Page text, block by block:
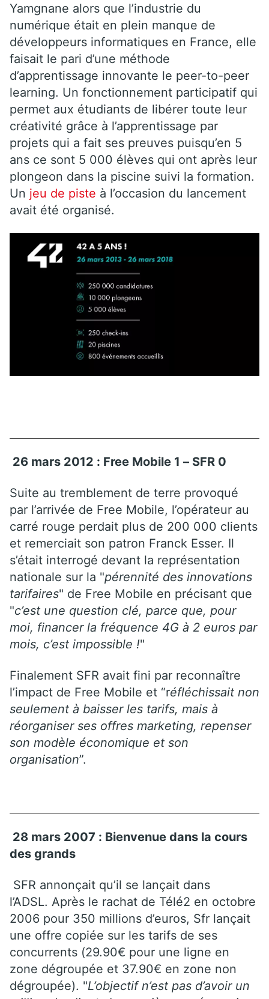
Yamgnane alors que l’industrie du
numérique était en plein manque de
développeurs informatiques en France, elle
faisait le pari d’une méthode
d’apprentissage innovante le peer-to-peer
learning. Un fonctionnement participatif qui
permet aux étudiants de libérer toute leur
créativité grâce à l’apprentissage par
projets qui a fait ses preuves puisqu’en 5
ans ce sont 5 000 élèves qui ont après leur
plongeon dans la piscine suivi la formation.
Un jeu de piste à l’occasion du lancement
avait été organisé.
26 mars 2012 : Free Mobile 1 – SFR 0
Suite au tremblement de terre provoqué
par l’arrivée de Free Mobile, l’opérateur au
carré rouge perdait plus de 200 000 clients
et remerciait son patron Franck Esser. Il
s’était interrogé devant la représentation
nationale sur la "pérennité des innovations
tarifaires" de Free Mobile en précisant que
"c’est une question clé, parce que, pour
moi, financer la fréquence 4G à 2 euros par
mois, c’est impossible !"
Finalement SFR avait fini par reconnaître
l’impact de Free Mobile et “réfléchissait non
seulement à baisser les tarifs, mais à
réorganiser ses offres marketing, repenser
son modèle économique et son
organisation”.
28 mars 2007 : Bienvenue dans la cours
des grands
SFR annonçait qu’il se lançait dans
l’ADSL. Après le rachat de Télé2 en octobre
2006 pour 350 millions d’euros, Sfr lançait
une offre copiée sur les tarifs de ses
concurrents (29.90€ pour une ligne en
zone dégroupée et 37.90€ en zone non
dégroupée). "L’objectif n’est pas d’avoir un